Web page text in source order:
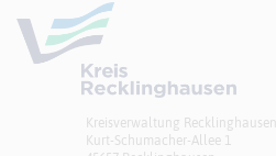
Kreisverwaltung Recklinghausen
Kurt-Schumacher-Allee 1